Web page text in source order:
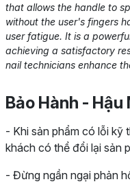
that allows the handle to
without the user's fingers
user fatigue. It is a
achieving a satisfactory
nail technicians enhance
Bảo Hành - Hậu
- Khi sản phẩm có lỗi kỹ
khách có thể đổi lại sản
- Đừng ngần ngại phản